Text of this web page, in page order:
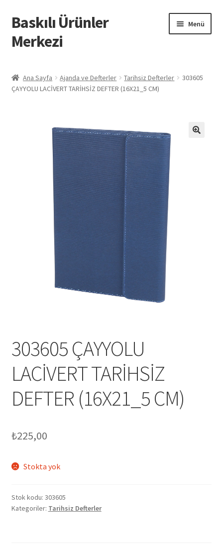
Dolaşıma
geç
İçeriğe
geç
Baskılı Ürünler
Merkezi
Menü
Baskılı Ürünler
İPTAL VE İADE KOŞULLARI
İptal ve İade Politikası
Mesafeli Satış Sözleşmesi
Mesafeli Satış Sözleşmesi
Ana Sayfa Ajanda ve Defterler Tarihsiz Defterler
303605
ÇAYYOLU LACİVERT TARİHSİZ DEFTER (16X21_5 CM)
303605 ÇAYYOLU
LACİVERT TARİHSİZ
DEFTER (16X21_5 CM)
₺225,00
Stokta yok
Stok kodu: 303605
Kategoriler: Tarihsiz Defterler